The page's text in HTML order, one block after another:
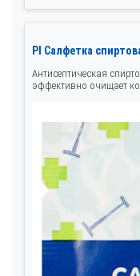
Pl Салфетка
Антисептическая
эффективно очищает